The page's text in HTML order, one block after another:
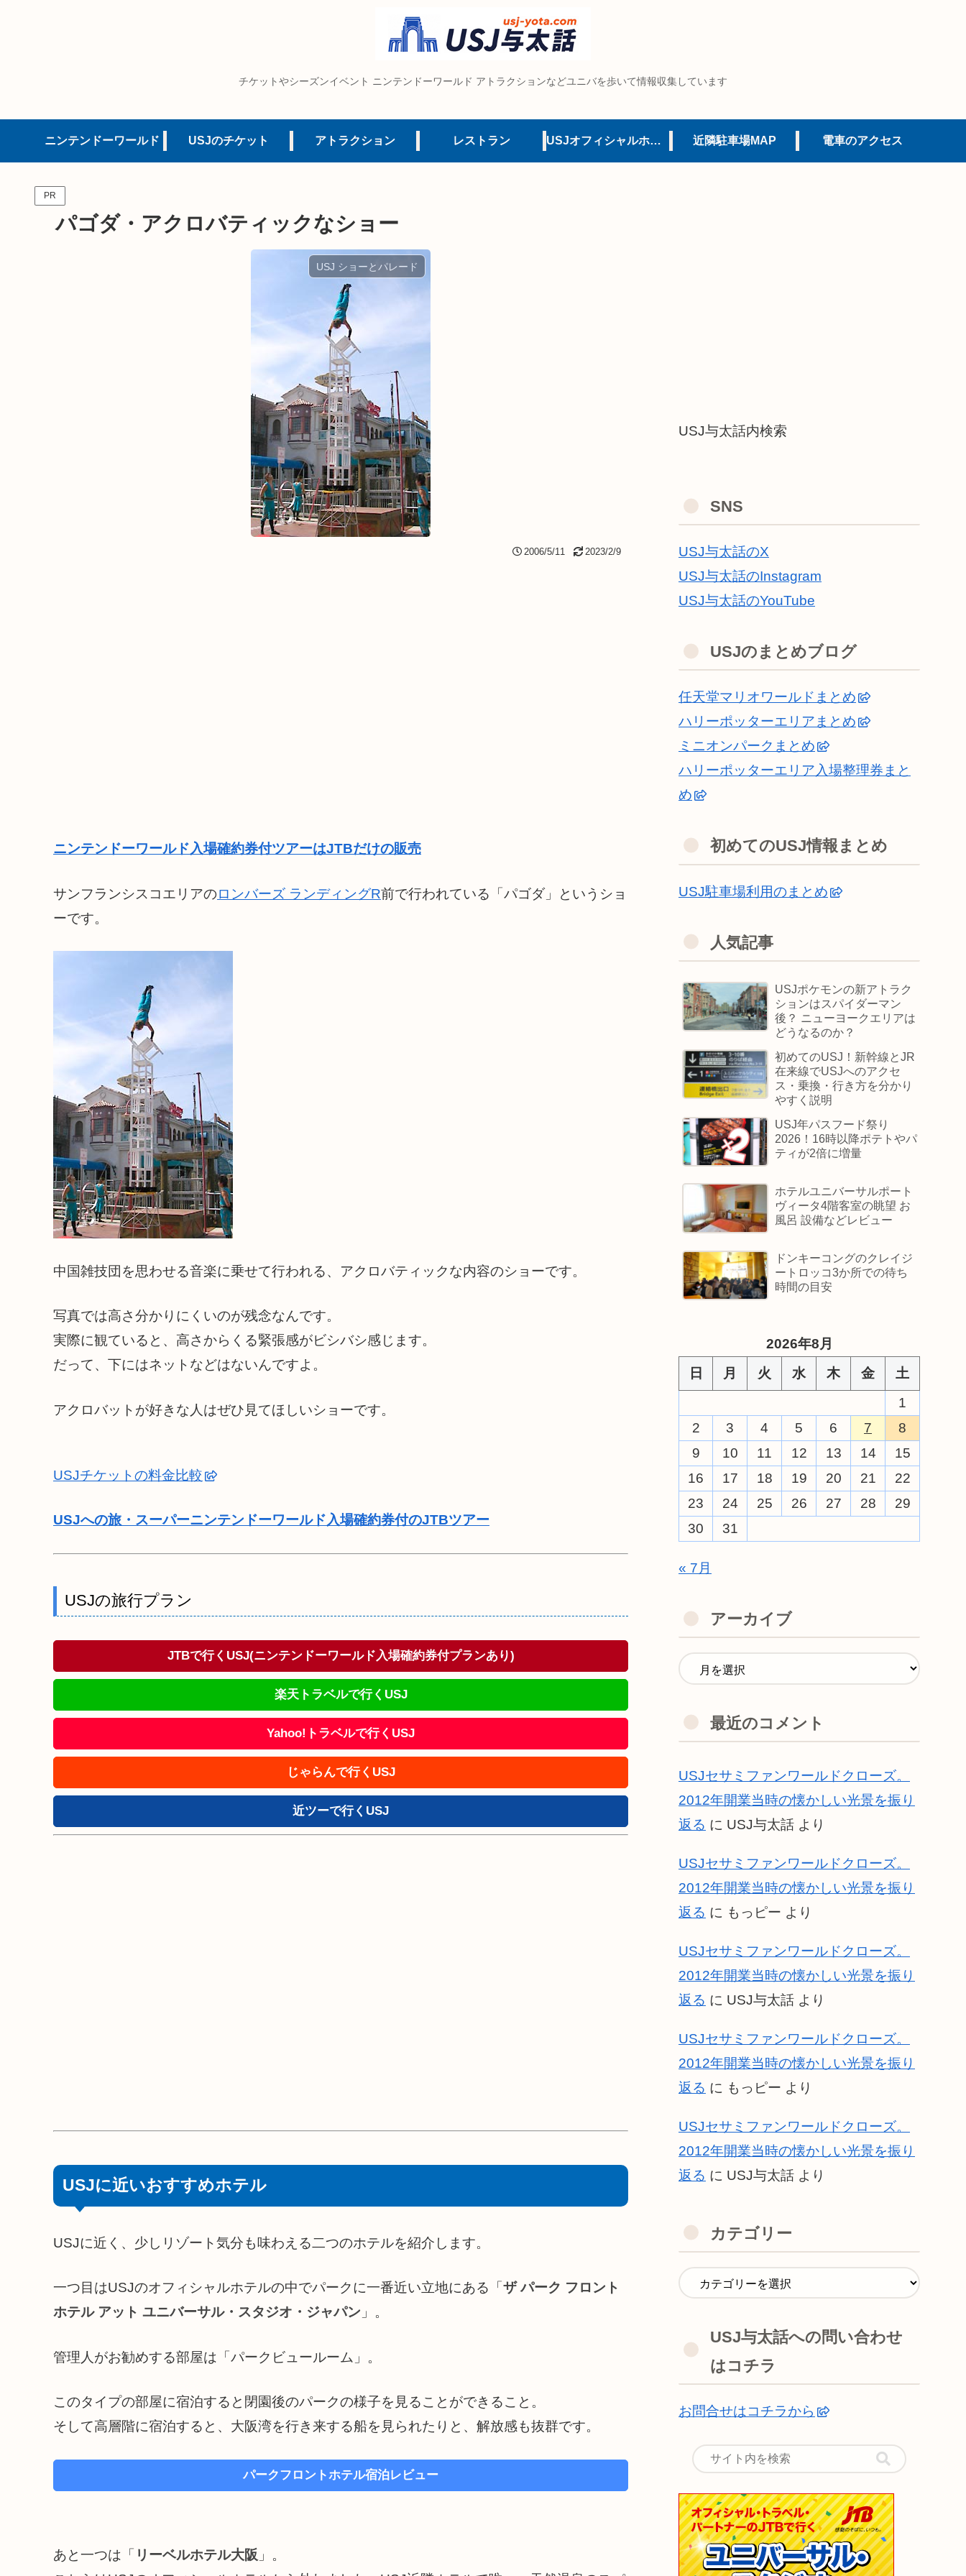
チケットやシーズンイベント ニンテンドーワールド アトラクションなどユニバを歩いて情報収集しています
ニンテンドーワールド USJのチケット アトラクション レストラン USJオフィシャルホテル 近隣駐車場MAP 電車のアクセス
PR
パゴダ・アクロバティックなショー
USJ ショーとパレード
2006/5/11 2023/2/9
ニンテンドーワールド入場確約券付ツアーはJTBだけの販売
サンフランシスコエリアのロンバーズ ランディングR前で行われている「パゴダ」というショ
ーです。
中国雑技団を思わせる音楽に乗せて行われる、アクロバティックな内容のショーです。
写真では高さ分かりにくいのが残念なんです。
実際に観ていると、高さからくる緊張感がビシバシ感じます。
だって、下にはネットなどはないんですよ。
アクロバットが好きな人はぜひ見てほしいショーです。
USJチケットの料金比較
USJへの旅・スーパーニンテンドーワールド入場確約券付のJTBツアー
USJの旅行プラン
JTBで行くUSJ(ニンテンドーワールド入場確約券付プランあり)
楽天トラベルで行くUSJ
Yahoo!トラベルで行くUSJ
じゃらんで行くUSJ
近ツーで行くUSJ
USJに近いおすすめホテル
USJに近く、少しリゾート気分も味わえる二つのホテルを紹介します。
一つ目はUSJのオフィシャルホテルの中でパークに一番近い立地にある「 ザ パーク フロント
ホテル アット ユニバーサル・スタジオ・ジャパン 」。
管理人がお勧めする部屋は「パークビュールーム」。
このタイプの部屋に宿泊すると閉園後のパークの様子を見ることができること。
そして高層階に宿泊すると、大阪湾を行き来する船を見られたりと、解放感も抜群です。
パークフロントホテル宿泊レビュー
あと一つは「 リーベルホテル大阪 」。
USJ与太話内検索
SNS
USJ与太話のX
USJ与太話のInstagram
USJ与太話のYouTube
USJのまとめブログ
任天堂マリオワールドまとめ
ハリーポッターエリアまとめ
ミニオンパークまとめ
ハリーポッターエリア入場整理券まと
め
初めてのUSJ情報まとめ
USJ駐車場利用のまとめ
人気記事
USJポケモンの新アトラク
ションはスパイダーマン
後？ ニューヨークエリアは
どうなるのか？
初めてのUSJ！新幹線とJR
在来線でUSJへのアクセ
ス・乗換・行き方を分かり
やすく説明
USJ年パスフード祭り
2026！16時以降ポテトやパ
ティが2倍に増量
ホテルユニバーサルポート
ヴィータ4階客室の眺望 お
風呂 設備などレビュー
ドンキーコングのクレイジ
ートロッコ3か所での待ち
時間の目安
2026年8月
日
月 火 水 木 金
土
1
2
3 4 5 6 7
8
9
10 11 12 13 14
15
16
17 18 19 20 21
22
23
24 25 26 27 28
29
30
31
« 7月
アーカイブ
最近のコメント
USJセサミファンワールドクローズ。
2012年開業当時の懐かしい光景を振り
返る に USJ与太話 より
USJセサミファンワールドクローズ。
2012年開業当時の懐かしい光景を振り
返る に もっピー より
USJセサミファンワールドクローズ。
2012年開業当時の懐かしい光景を振り
返る に USJ与太話 より
USJセサミファンワールドクローズ。
2012年開業当時の懐かしい光景を振り
返る に もっピー より
USJセサミファンワールドクローズ。
2012年開業当時の懐かしい光景を振り
返る に USJ与太話 より
カテゴリー
USJ与太話への問い合わせ
はコチラ
お問合せはコチラから